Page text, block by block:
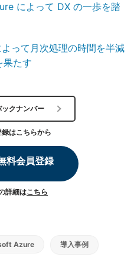
によって DX の一歩を踏
って月次処理の時間を半減
果たす
クナンバー
はこちらから
料会員登録
詳細はこちら
Azure 導入事例